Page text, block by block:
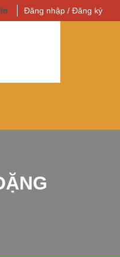
Đăng nhập / Đăng ký